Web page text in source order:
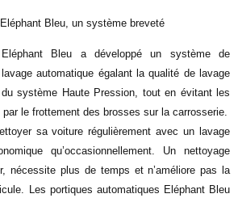
Bleu, un système breveté
Eléphant Bleu a développé un système de
lavage automatique égalant la qualité de lavage
du système Haute Pression, tout en évitant les
le frottement des brosses sur la carrosserie.
sa voiture régulièrement avec un lavage
qu’occasionnellement. Un nettoyage
nécessite plus de temps et n’améliore pas la
Les portiques automatiques Eléphant Bleu